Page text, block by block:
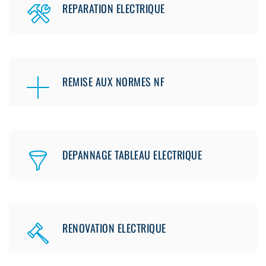
REPARATION ELECTRIQUE
REMISE AUX NORMES NF
DEPANNAGE TABLEAU ELECTRIQUE
RENOVATION ELECTRIQUE